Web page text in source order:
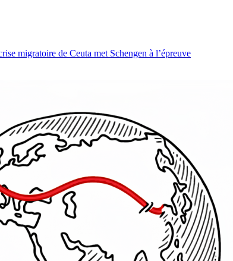
migratoire de Ceuta met Schengen à l’épreuve